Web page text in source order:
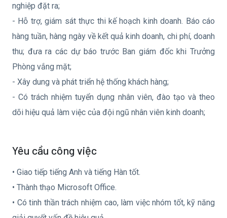
nghiệp đặt ra;
- Hỗ trợ, giám sát thực thi kế hoạch kinh doanh. Báo cáo
hàng tuần, hàng ngày về kết quả kinh doanh, chi phí, doanh
thu; đưa ra các dự báo trước Ban giám đốc khi Trưởng
Phòng vắng mặt;
- Xây dung và phát triển hệ thống khách hàng;
- Có trách nhiệm tuyển dụng nhân viên, đào tạo và theo
dõi hiệu quả làm việc của đội ngũ nhân viên kinh doanh;
Yêu cầu công việc
• Giao tiếp tiếng Anh và tiếng Hàn tốt.
• Thành thạo Microsoft Office.
• Có tinh thần trách nhiệm cao, làm việc nhóm tốt, kỹ năng